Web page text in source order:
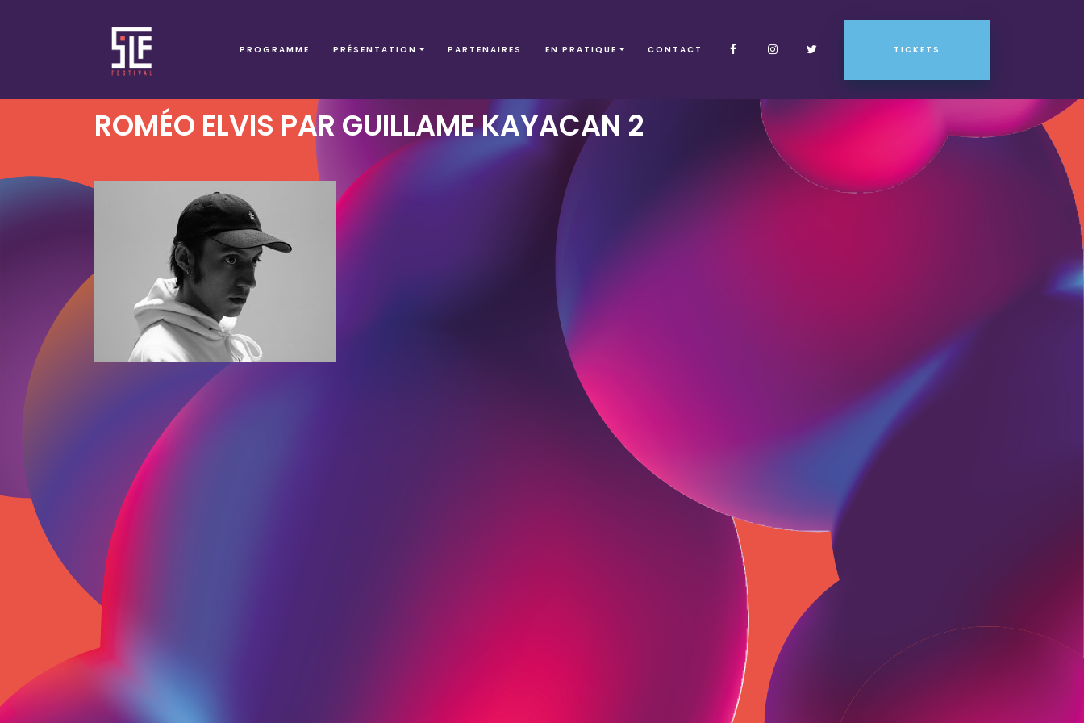
PROGRAMME PRÉSENTATION PARTENAIRES EN PRATIQUE CONTACT TICKETS
ROMÉO ELVIS PAR GUILLAME KAYACAN 2